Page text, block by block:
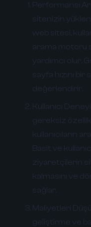
Performansı
sitenizin
web sitesi,
arama motoru
yardımcı olur.
sayfa hızını
değerlendirir.
Kullanıcı
gereksiz
kullanıcıların
Basit ve
ziyaretçilerin
kalmasını ve
sağlar.
Maliyetleri
geliştirme ve